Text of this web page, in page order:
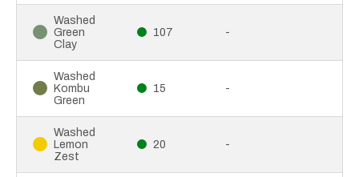
Washed
Green
Clay
107 -
Washed
Kombu
Green
15 -
Washed
Lemon
Zest
20 -